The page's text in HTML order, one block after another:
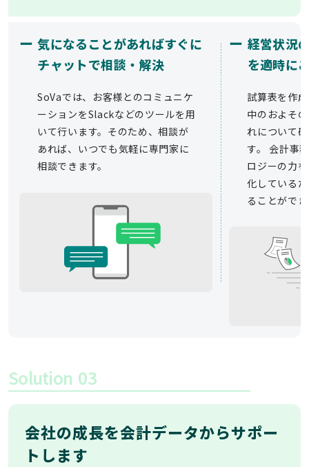
ー 気になることがあればすぐに
チャットで相談・解決
SoVaでは、お客様とのコミュニケ
ーションをSlackなどのツールを用
いて行います。そのため、相談が
あれば、いつでも気軽に専門家に
相談できます。
ー 経営状況
を適時に
試算表を作
中のおよそ
れについて
す。 会計事
ロジーの力
化している
ることがで
Solution 03
会社の成長を会計データからサポー
トします